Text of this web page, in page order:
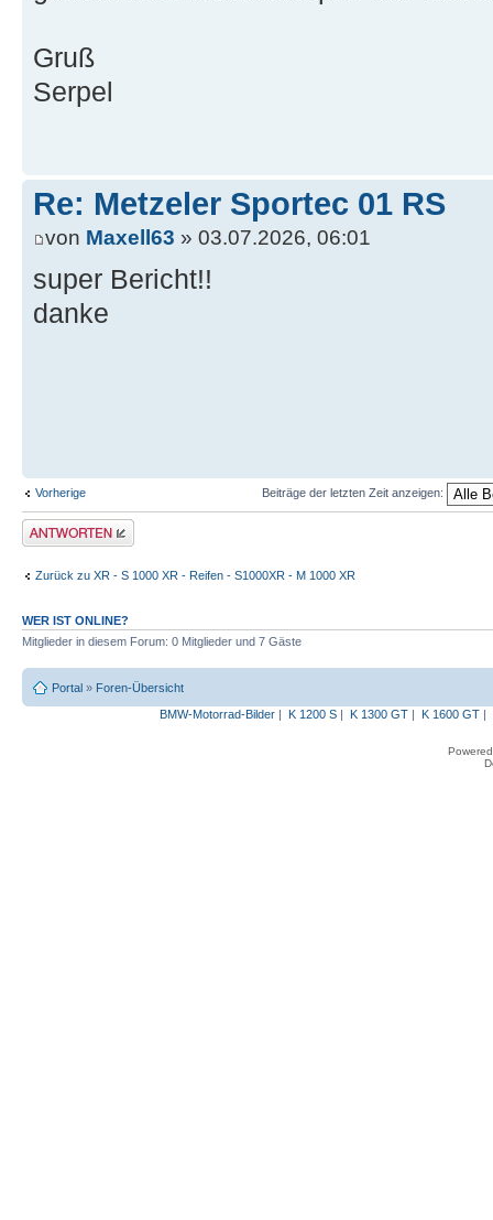
Gruß
Serpel
Re: Metzeler Sportec 01 RS
von Maxell63 » 03.07.2026, 06:01
super Bericht!!
danke
Vorherige Beiträge der letzten Zeit anzeigen:
Antwort erstellen
Zurück zu XR - S 1000 XR - Reifen - S1000XR - M 1000 XR
WER IST ONLINE?
Mitglieder in diesem Forum: 0 Mitglieder und 7 Gäste
Portal » Foren-Übersicht
BMW-Motorrad-Bilder| K 1200 S| K 1300 GT| K 1600 GT|